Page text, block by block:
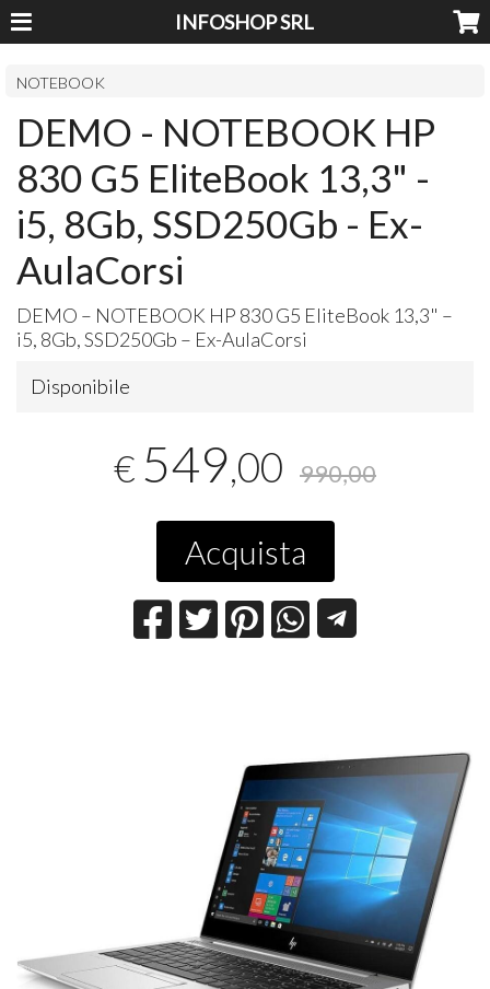
INFOSHOP SRL
NOTEBOOK
DEMO - NOTEBOOK HP
830 G5 EliteBook 13,3" -
i5, 8Gb, SSD250Gb - Ex-
AulaCorsi
DEMO – NOTEBOOK HP 830 G5 EliteBook 13,3" –
i5, 8Gb, SSD250Gb – Ex-AulaCorsi
Disponibile
€ 549,00 990,00
Acquista